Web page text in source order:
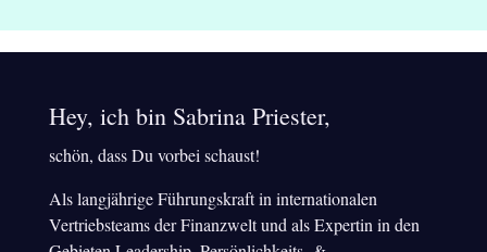
Hey, ich bin Sabrina Priester,
schön, dass Du vorbei schaust!
Als langjährige Führungskraft in internationalen
Vertriebsteams der Finanzwelt und als Expertin in den